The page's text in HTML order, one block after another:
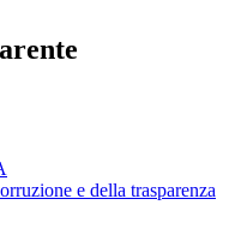
e della trasparenza